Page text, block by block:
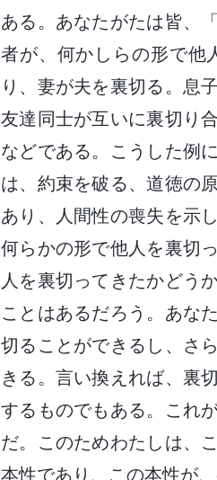
ある。あなたがたは皆、
者が、何かしらの形で他
り、妻が夫を裏切る。息
友達同士が互いに裏切り
などである。こうした例
は、約束を破る、道徳の
あり、人間性の喪失を示
何らかの形で他人を裏切
人を裏切ってきたかどう
ことはあるだろう。あな
切ることができるし、さ
きる。言い換えれば、裏
するものでもある。これ
だ。このためわたしは、
本性であり、この本性が